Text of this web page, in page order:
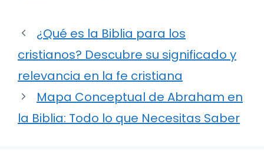
¿Qué es la Biblia para los
cristianos? Descubre su significado y
relevancia en la fe cristiana
Mapa Conceptual de Abraham en
la Biblia: Todo lo que Necesitas Saber